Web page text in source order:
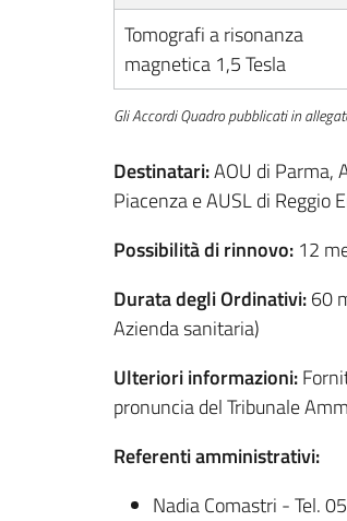
Tomografi a risonanza
magnetica 1,5 Tesla
Gli Accordi Quadro pubblicati in
Destinatari:AOU di Parma,
Piacenza e AUSL di Reggio
Possibilità di rinnovo: 12
Durata degli Ordinativi:60
Azienda sanitaria)
Ulteriori informazioni:
pronuncia del Tribunale
Referenti amministrativi:
Nadia Comastri - Tel.